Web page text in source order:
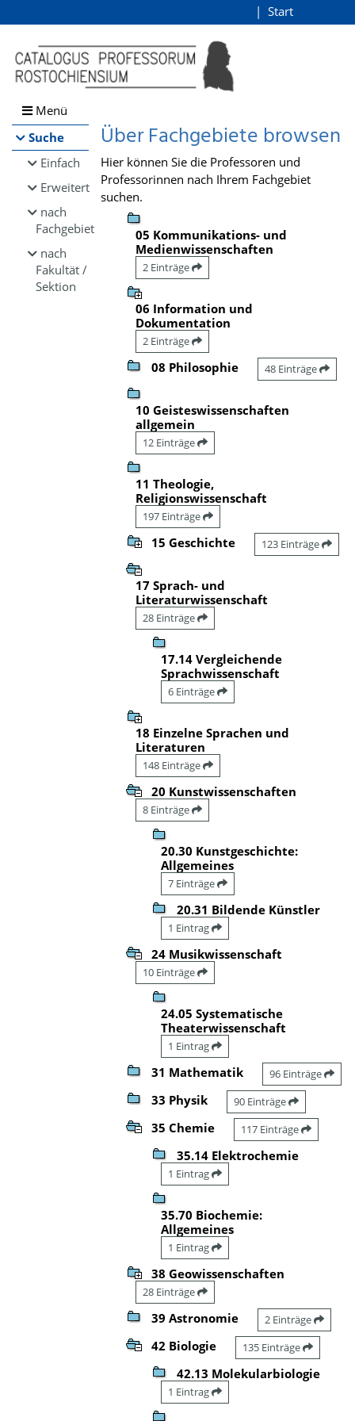
Browsen
direkt zum Inhalt
Start
Menü
Suche
Einfach
Erweitert
nach
Fachgebiet
nach
Fakultät /
Sektion
Über Fachgebiete browsen
Hier können Sie die Professoren und
Professorinnen nach Ihrem Fachgebiet
suchen.
05 Kommunikations- und
Medienwissenschaften
2 Einträge
06 Information und
Dokumentation
2 Einträge
08 Philosophie 48 Einträge
10 Geisteswissenschaften
allgemein
12 Einträge
11 Theologie,
Religionswissenschaft
197 Einträge
15 Geschichte 123 Einträge
17 Sprach- und
Literaturwissenschaft
28 Einträge
17.14 Vergleichende
Sprachwissenschaft
6 Einträge
18 Einzelne Sprachen und
Literaturen
148 Einträge
20 Kunstwissenschaften
8 Einträge
20.30 Kunstgeschichte:
Allgemeines
7 Einträge
20.31 Bildende Künstler
1 Eintrag
24 Musikwissenschaft
10 Einträge
24.05 Systematische
Theaterwissenschaft
1 Eintrag
31 Mathematik 96 Einträge
33 Physik 90 Einträge
35 Chemie 117 Einträge
35.14 Elektrochemie
1 Eintrag
35.70 Biochemie:
Allgemeines
1 Eintrag
38 Geowissenschaften
28 Einträge
39 Astronomie 2 Einträge
42 Biologie 135 Einträge
42.13 Molekularbiologie
1 Eintrag